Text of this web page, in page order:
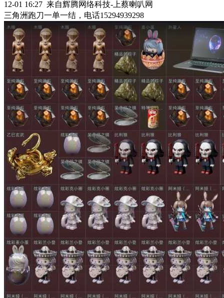
12-01 16:27 来自辉腾网络科技-上蔡喇叭网
三角洲跑刀一单一结，电话15294939298